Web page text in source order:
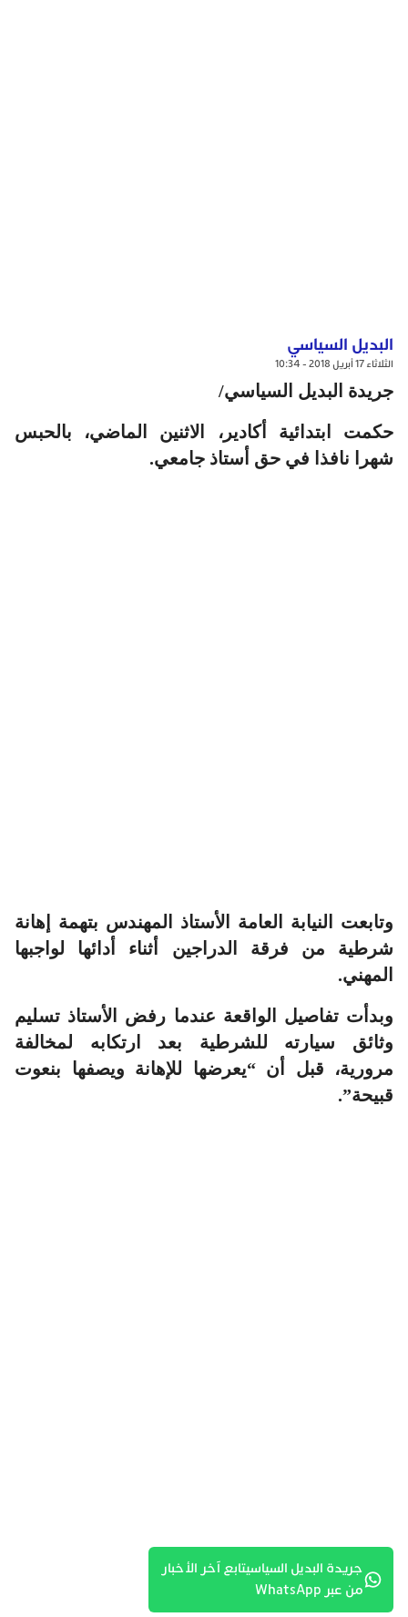
البديل السياسي
الثلاثاء 17 أبريل 2018 - 10:34
جريدة البديل السياسي/
حكمت ابتدائية أكادير، الاثنين الماضي، بالحبس
شهرا نافذا في حق أستاذ جامعي.
وتابعت النيابة العامة الأستاذ المهندس بتهمة إهانة
شرطية من فرقة الدراجين أثناء أدائها لواجبها
المهني.
وبدأت تفاصيل الواقعة عندما رفض الأستاذ تسليم
وثائق سيارته للشرطية بعد ارتكابه لمخالفة
مرورية، قبل أن “يعرضها للإهانة ويصفها بنعوت
قبيحة”.
جريدة البديل السياسيتابع آخر الأخبار
من عبر WhatsApp